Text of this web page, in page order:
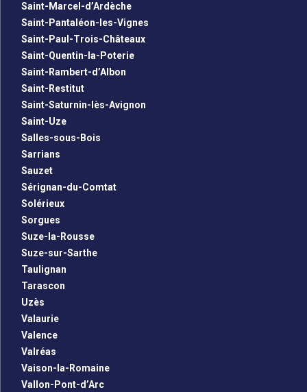
Saint-Marcel-d’Ardèche
Saint-Pantaléon-les-Vignes
Saint-Paul-Trois-Châteaux
Saint-Quentin-la-Poterie
Saint-Rambert-d’Albon
Saint-Restitut
Saint-Saturnin-lès-Avignon
Saint-Uze
Salles-sous-Bois
Sarrians
Sauzet
Sérignan-du-Comtat
Solérieux
Sorgues
Suze-la-Rousse
Suze-sur-Sarthe
Taulignan
Tarascon
Uzès
Valaurie
Valence
Valréas
Vaison-la-Romaine
Vallon-Pont-d’Arc